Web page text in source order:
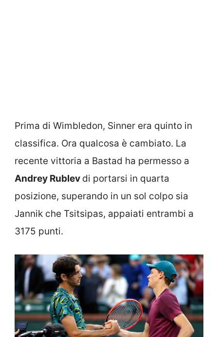
Prima di Wimbledon, Sinner era quinto in
classifica. Ora qualcosa è cambiato. La
recente vittoria a Bastad ha permesso a
Andrey Rublev di portarsi in quarta
posizione, superando in un sol colpo sia
Jannik che Tsitsipas, appaiati entrambi a
3175 punti.